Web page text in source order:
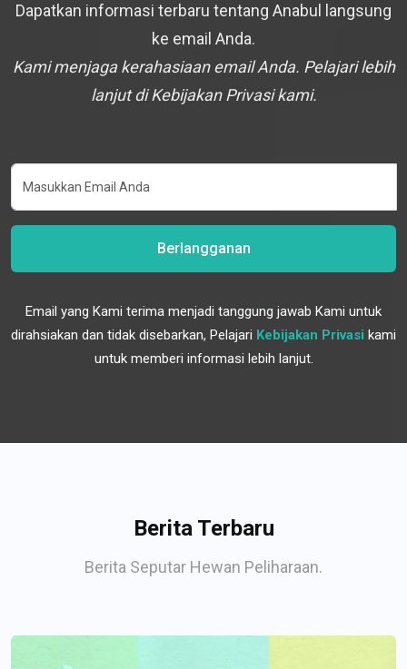
Dapatkan informasi terbaru tentang Anabul langsung
ke email Anda.
Kami menjaga kerahasiaan email Anda. Pelajari lebih
lanjut di Kebijakan Privasi kami.
Berlangganan
Email yang Kami terima menjadi tanggung jawab Kami untuk
dirahsiakan dan tidak disebarkan, Pelajari Kebijakan Privasi kami
untuk memberi informasi lebih lanjut.
Berita Terbaru
Berita Seputar Hewan Peliharaan.